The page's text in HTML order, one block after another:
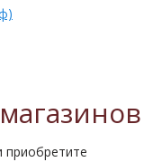
приобретите